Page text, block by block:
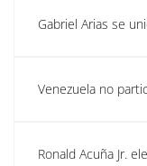
Gabriel Arias se
Venezuela no
Ronald Acuña Jr.